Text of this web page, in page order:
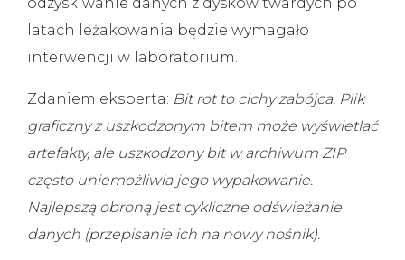
latach leżakowania będzie wymagało
interwencji w laboratorium.
Zdaniem eksperta: Bit rot to cichy zabójca. Plik
graficzny z uszkodzonym bitem może wyświetlać
artefakty, ale uszkodzony bit w archiwum ZIP
często uniemożliwia jego wypakowanie.
Najlepszą obroną jest cykliczne odświeżanie
danych (przepisanie ich na nowy nośnik).